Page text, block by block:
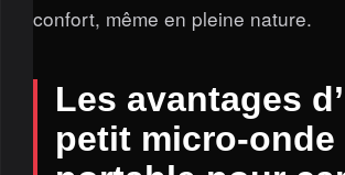
confort, même en pleine nature.
Les avantages
petit micro-onde